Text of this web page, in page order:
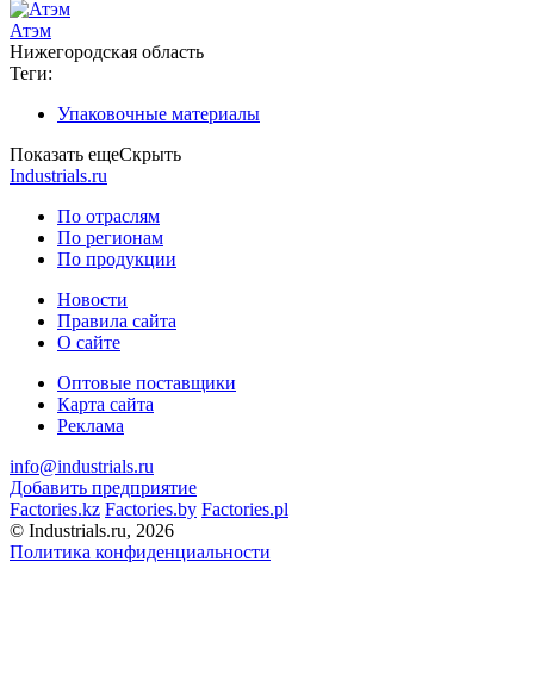
Атэм
Нижегородская область
Теги:
Упаковочные материалы
Показать ещеСкрыть
Industrials.ru
По отраслям
По регионам
По продукции
Новости
Правила сайта
О сайте
Оптовые поставщики
Карта сайта
Реклама
info@industrials.ru
Добавить предприятие
Factories.kz Factories.by Factories.pl
© Industrials.ru, 2026
Политика конфиденциальности